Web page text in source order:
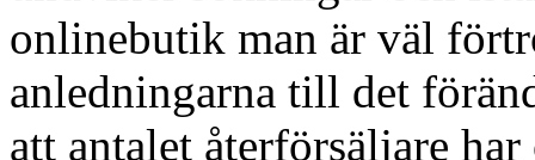
onlinebutik man är väl
anledningarna till det
att antalet återförsäljare